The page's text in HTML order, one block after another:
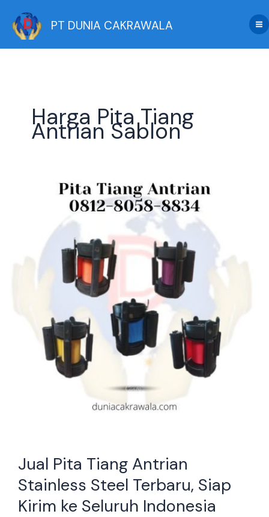
content
PT DUNIA CAKRAWALA
Harga Pita Tiang
Antrian Sablon
Jual Pita Tiang Antrian
Stainless Steel Terbaru, Siap
Kirim ke Seluruh Indonesia
Stainless
Terbaru,
Indonesia